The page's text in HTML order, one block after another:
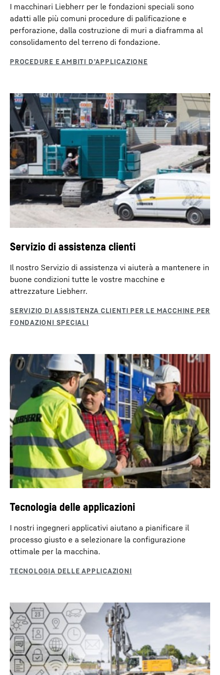
I macchinari Liebherr per le fondazioni speciali sono
adatti alle più comuni procedure di palificazione e
perforazione, dalla costruzione di muri a diaframma al
consolidamento del terreno di fondazione.
Servizio di assistenza clienti
Il nostro Servizio di assistenza vi aiuterà a mantenere in
buone condizioni tutte le vostre macchine e
attrezzature Liebherr.
Tecnologia delle applicazioni
I nostri ingegneri applicativi aiutano a pianificare il
processo giusto e a selezionare la configurazione
ottimale per la macchina.